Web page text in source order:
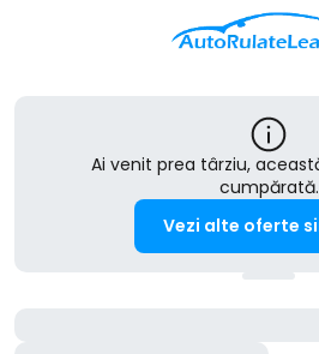
Ai venit prea târziu,
cumpărată.
Vezi alte oferte